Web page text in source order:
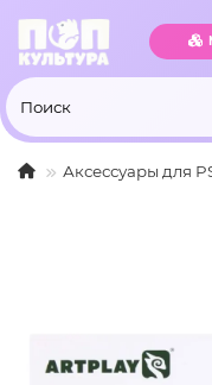
Аксессуары для